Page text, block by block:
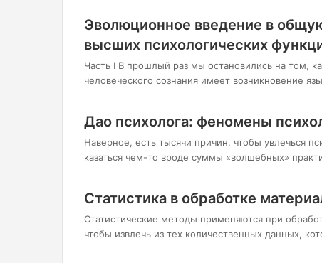
Эволюционное введение в
высших психологических
Часть I В прошлый раз мы остановились на том,
человеческого сознания имеет возникновение
Дао психолога: феномены
Наверное, есть тысячи причин, чтобы увлечься
казаться чем-то вроде суммы «волшебных»
Статистика в обработке
Статистические методы применяются при
чтобы извлечь из тех количественных данных,